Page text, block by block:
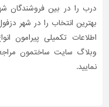
درب را در بین فروشندگان
بهترین انتخاب را در شهر
اطلاعات تکمیلی پیرامون
وبلاگ سایت ساختمون
نمایید.